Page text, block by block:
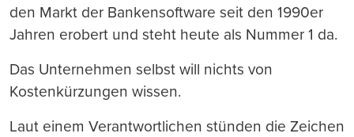
den Markt der Bankensoftware seit den 1990er
Jahren erobert und steht heute als Nummer 1 da.
Das Unternehmen selbst will nichts von
Kostenkürzungen wissen.
Laut einem Verantwortlichen stünden die Zeichen